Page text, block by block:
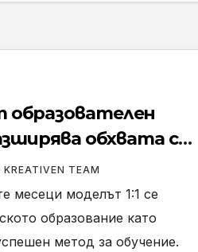
образователен
обхвата си
училища,
на
между Центъра
обучение и
KREATIVEN TEAM
месеци моделът 1:1 се
образование като
метод за обучение.